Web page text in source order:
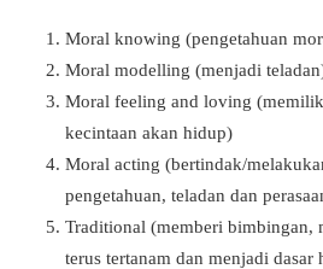
Moral knowing (pengetahuan
Moral modelling (menjadi
Moral feeling and loving
kecintaan akan hidup)
Moral acting (bertindak/
pengetahuan, teladan dan
Traditional (memberi bimbingan,
terus tertanam dan menjadi dasar